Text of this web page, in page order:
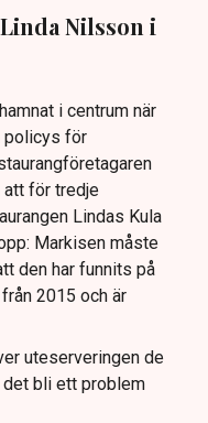
Nilsson i
i centrum när
policys för
att för tredje
Lindas Kula
Markisen måste
den har funnits på
2015 och är
uteserveringen de
det bli ett problem